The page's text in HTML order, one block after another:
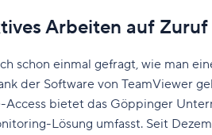
Arbeiten auf
schon einmal gefragt, wie man
der Software von TeamViewer
Access bietet das Göppinger
Lösung umfasst. Seit